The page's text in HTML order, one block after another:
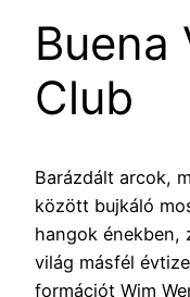
Buena
Club
Barázdált arcok,
között bujkáló
hangok énekben,
világ másfél
formációt Wim